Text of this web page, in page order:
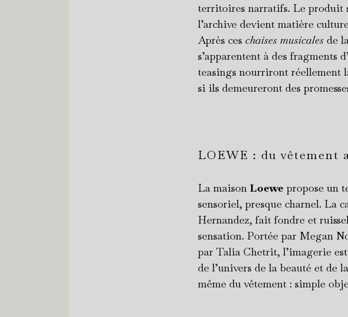
territoires narratifs. Le produit
l’archive devient matière
Après ces chaises musicalesde
s’apparentent à des fragments
teasings nourriront réellement
si ils demeureront des
LOEWE : du vêtement
La maison Loewe propose un
sensoriel, presque charnel. La
Hernandez, fait fondre et
sensation. Portée par Megan
par Talia Chetrit, l’imagerie
de l’univers de la beauté et de
même du vêtement : simple